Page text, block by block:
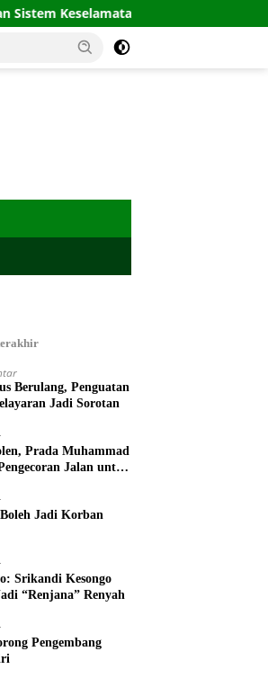
Pelayaran Jadi Sorotan
Berulang, Penguatan
Jadi Sorotan
Prada Muhammad
Jalan untuk
Jadi Korban
Srikandi Kesongo
“Renjana” Renyah
Pengembang